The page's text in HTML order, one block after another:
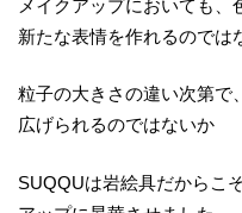
メイクアップにおいても
新たな表情を作れるのでは
粒子の大きさの違い次第で
広げられるのではないか
SUQQUは岩絵具だからこ